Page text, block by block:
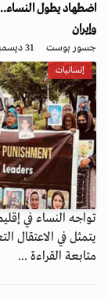
اضطهاد يطول النساء..
وإيران
جسور بوست 31 ديسمبر 2025 - 17:16
إنسانيات
تواجه النساء في
يتمثل في الاعتقال
متابعة القراءة ...